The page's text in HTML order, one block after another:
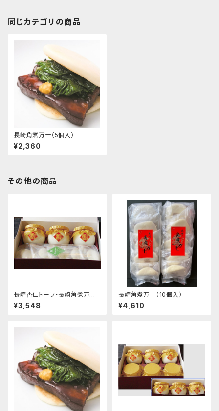
同じカテゴリの商品
長崎角煮万十（5個入）
¥2,360
その他の商品
長崎杏仁トーフ・長崎角煮万十
セット
¥3,548
長崎角煮万十（10個入）
¥4,610